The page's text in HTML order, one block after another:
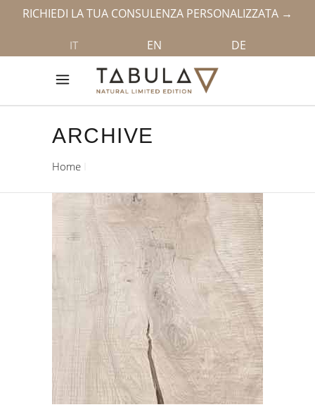
RICHIEDI LA TUA CONSULENZA PERSONALIZZATA →
IT EN DE
ARCHIVE
Home